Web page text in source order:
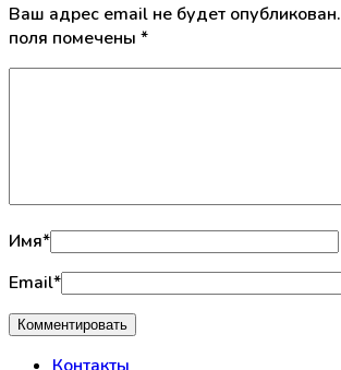
Ваш адрес email не будет опубликован.
поля помечены *
Имя*
Email*
Контакты